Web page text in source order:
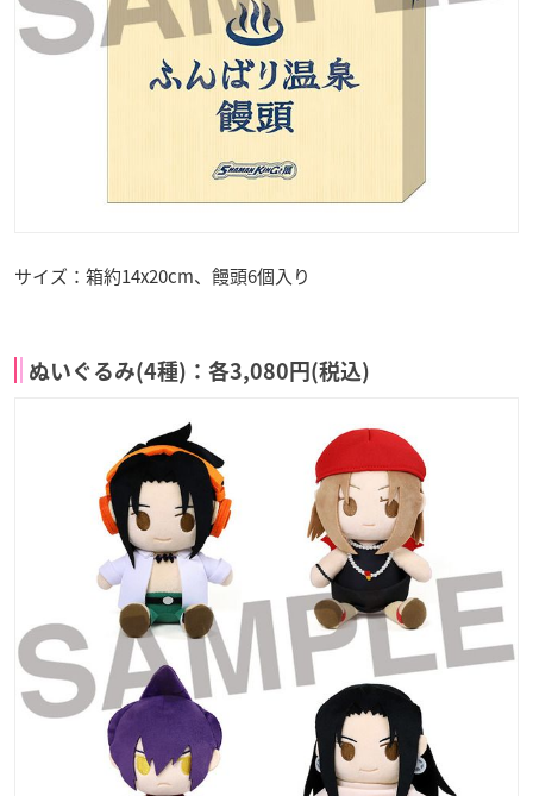
サイズ：箱約14x20cm、饅頭6個入り
ぬいぐるみ(4種)：各3,080円(税込)